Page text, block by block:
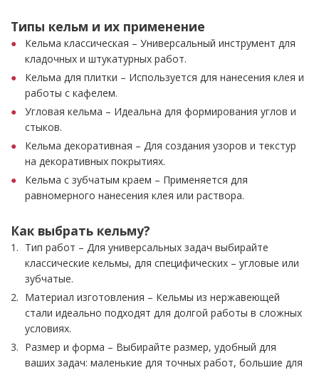
Типы кельм и их применение
Кельма классическая – Универсальный инструмент для
кладочных и штукатурных работ.
Кельма для плитки – Используется для нанесения клея и
работы с кафелем.
Угловая кельма – Идеальна для формирования углов и
стыков.
Кельма декоративная – Для создания узоров и текстур
на декоративных покрытиях.
Кельма с зубчатым краем – Применяется для
равномерного нанесения клея или раствора.
Как выбрать кельму?
Тип работ – Для универсальных задач выбирайте
классические кельмы, для специфических – угловые или
зубчатые.
Материал изготовления – Кельмы из нержавеющей
стали идеально подходят для долгой работы в сложных
условиях.
Размер и форма – Выбирайте размер, удобный для
ваших задач: маленькие для точных работ, большие для